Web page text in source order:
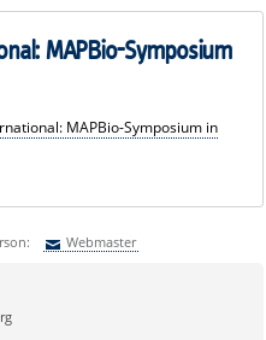
MAPBio-Symposium
MAPBio-Symposium in
Webmaster